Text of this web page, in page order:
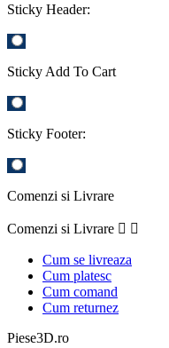
Sticky Header:
Sticky Add To Cart
Sticky Footer:
Comenzi si Livrare
Comenzi si Livrare  
Cum se livreaza
Cum platesc
Cum comand
Cum returnez
Piese3D.ro